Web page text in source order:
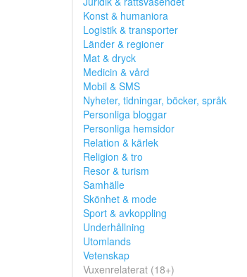
Konst & humaniora
Logistik & transporter
Länder & regioner
Mat & dryck
Medicin & vård
Mobil & SMS
Nyheter, tidningar, böcker, språk
Personliga bloggar
Personliga hemsidor
Relation & kärlek
Religion & tro
Resor & turism
Samhälle
Skönhet & mode
Sport & avkoppling
Underhållning
Utomlands
Vetenskap
Vuxenrelaterat (18+)